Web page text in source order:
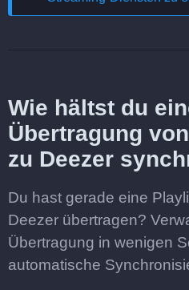
Wie hältst du
Übertragung
zu Deezer
Du hast gerade eine
Deezer übertragen?
Übertragung in wenigen
automatische